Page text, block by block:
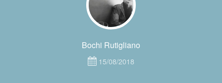
Bochi Rutigliano
15/08/2018